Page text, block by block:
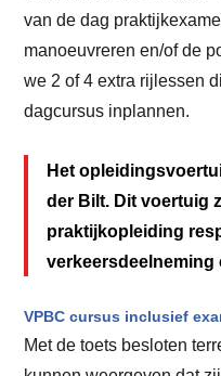
van de dag
manoeuvreren en/of de
we 2 of 4 extra rijlessen
dagcursus inplannen.
Het
der Bilt. Dit voertuig
praktijkopleiding
verkeersdeelneming
VPBC cursus inclusief
Met de toets besloten